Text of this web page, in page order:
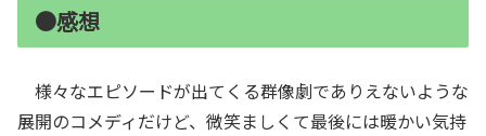
●感想
様々なエピソードが出てくる群像劇でありえないような
展開のコメディだけど、微笑ましくて最後には暖かい気持